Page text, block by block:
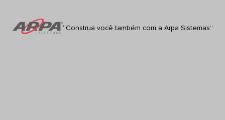
“Construa você também com a Arpa Sistemas”